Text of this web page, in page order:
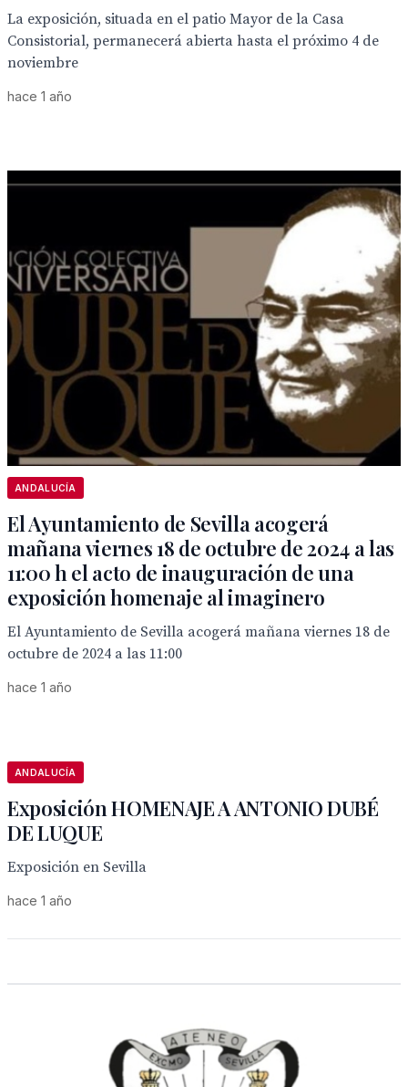
La exposición, situada en el patio Mayor de la Casa
Consistorial, permanecerá abierta hasta el próximo 4 de
noviembre
hace 1 año
ANDALUCÍA
El Ayuntamiento de Sevilla acogerá
mañana viernes 18 de octubre de 2024 a las
11:00 h el acto de inauguración de una
exposición homenaje al imaginero
El Ayuntamiento de Sevilla acogerá mañana viernes 18 de
octubre de 2024 a las 11:00
hace 1 año
ANDALUCÍA
Exposición HOMENAJE A ANTONIO DUBÉ
DE LUQUE
Exposición en Sevilla
hace 1 año